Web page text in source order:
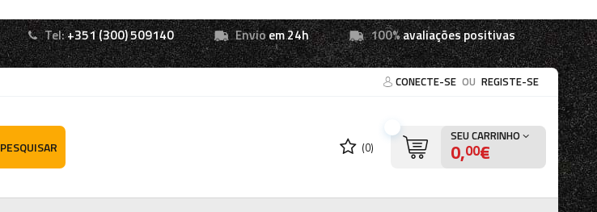
Tel:+351 (300) 509140 Envioem 24h 100%avaliações positivas
CONECTE-SE OU REGISTE-SE
PESQUISAR (0)
SEU CARRINHO
0,00€